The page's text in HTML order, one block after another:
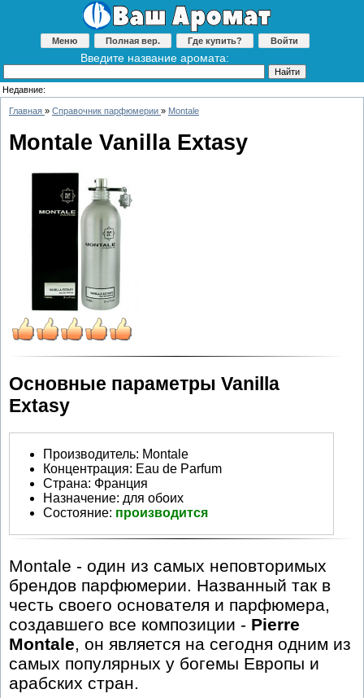
Меню Полная вер. Где купить? Войти
Введите название аромата:
Недавние:
Главная » Справочник парфюмерии » Montale
Montale Vanilla Extasy
Основные параметры Vanilla
Extasy
Производитель: Montale
Концентрация: Eau de Parfum
Страна: Франция
Назначение: для обоих
Состояние: производится
Montale - один из самых неповторимых
брендов парфюмерии. Названный так в
честь своего основателя и парфюмера,
создавшего все композиции - Pierre
Montale, он является на сегодня одним из
самых популярных у богемы Европы и
арабских стран.